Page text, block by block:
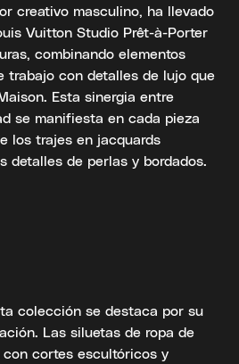
creativo masculino, ha llevado
Vuitton Studio Prêt-à-Porter
combinando elementos
trabajo con detalles de lujo que
Esta sinergia entre
se manifiesta en cada pieza
los trajes en jacquards
detalles de perlas y bordados.
colección se destaca por su
Las siluetas de ropa de
cortes escultóricos y